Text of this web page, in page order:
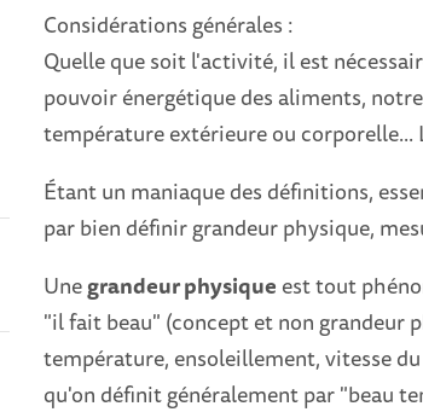
Considérations générales :
Quelle que soit l'activité, il est
pouvoir énergétique des aliments,
température extérieure ou
Étant un maniaque des définitions,
par bien définir grandeur physique,
Unegrandeur physique est tout
"il fait beau" (concept et non grandeur
température, ensoleillement, vitesse
qu'on définit généralement par "beau